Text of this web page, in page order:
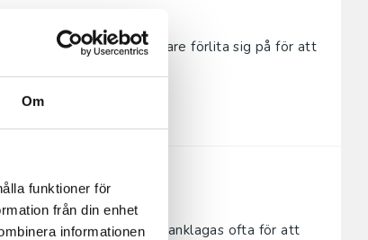
Om
funktioner för
från din enhet
informationen
lärare. Men vem ska lärare förlita sig på för att
– är ifrågasatt och anklagas ofta för att